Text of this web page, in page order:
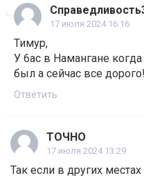
17 июля 2024 16:16
Тимур,
У 6ас в Намангане
был а сейчас все
Ответить
ТОЧНО
17 июля 2024 13:29
Так если в других